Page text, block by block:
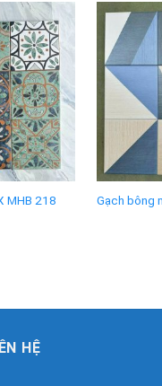
MHB 218 Gạch bông
HỆ